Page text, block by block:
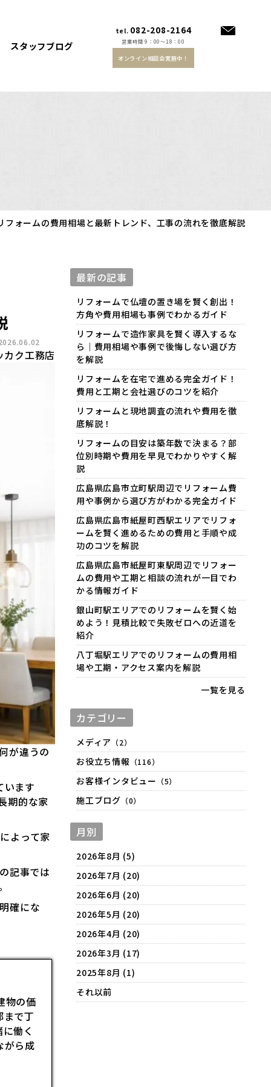
スタッフブログ
tel. 082-208-2164
営業時間 9：00～18：00
オンライン相談会実施中！
フォームの費用相場と最新トレンド、工事の流れを徹底解説
カク工務店
が違うの
います
期的な家
よって家
記事では
確にな
物の価
で丁
働く
がら成
最新の記事
リフォームで仏壇の置き場を賢く創出！
方角や費用相場も事例でわかるガイド
リフォームで造作家具を賢く導入するな
ら｜費用相場や事例で後悔しない選び方
を解説
リフォームを在宅で進める完全ガイド！
費用と工期と会社選びのコツを紹介
リフォームと現地調査の流れや費用を徹
底解説！
リフォームの目安は築年数で決まる？部
位別時期や費用を早見でわかりやすく解
説
広島県広島市立町駅周辺でリフォーム費
用や事例から選び方がわかる完全ガイド
広島県広島市紙屋町西駅エリアでリフォ
ームを賢く進めるための費用と手順や成
功のコツを解説
広島県広島市紙屋町東駅周辺でリフォー
ムの費用や工期と相談の流れが一目でわ
かる情報ガイド
銀山町駅エリアでのリフォームを賢く始
めよう！見積比較で失敗ゼロへの近道を
紹介
八丁堀駅エリアでのリフォームの費用相
場や工期・アクセス案内を解説
一覧を見る
カテゴリー
メディア （2）
お役立ち情報 （116）
お客様インタビュー （5）
施工ブログ （0）
月別
2026年8月 (5)
2026年7月 (20)
2026年6月 (20)
2026年5月 (20)
2026年4月 (20)
2026年3月 (17)
2025年8月 (1)
それ以前